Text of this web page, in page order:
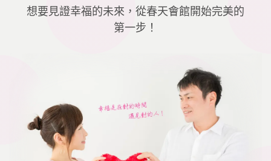
想要見證幸福的未來，從春天會館開始完美的
第一步！